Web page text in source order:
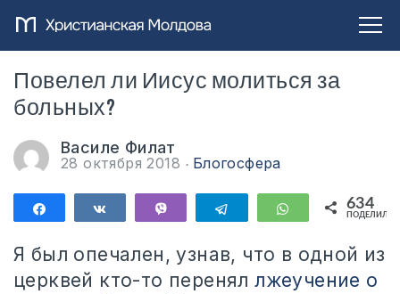
Повелел ли Иисус молиться за
больных?
Василе Филат
28 октября 2018 Блогосфера
ПоделитьсяПоделиться Telegram WhatsApp
634
Я был опечален, узнав, что в одной из
церквей кто-то переняллжеучение о